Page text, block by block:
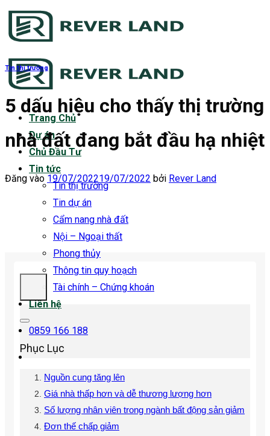
Bỏ
qua
dung
Trang Chủ
Dự án
Chủ Đầu Tư
Tin tức
Tin thị trường
Tin dự án
Cẩm nang nhà đất
Nội – Ngoại thất
Phong thủy
Thông tin quy hoạch
Tài chính – Chứng khoán
Liên hệ
0859 166 188
Tin thị trường
5 dấu hiệu cho thấy thị trường
nhà đất đang bắt đầu hạ nhiệt
Đăng vào 19/07/202219/07/2022 bởi Rever Land
Phục Lục
Nguồn cung tăng lên
Giá nhà thấp hơn và dễ thương lượng hơn
Số lượng nhân viên trong ngành bất động sản giảm
Đơn thế chấp giảm